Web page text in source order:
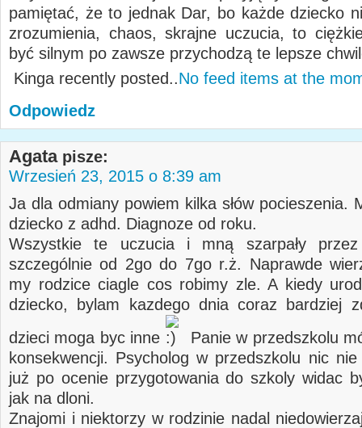
pamiętać, że to jednak Dar, bo każde dziecko
zrozumienia, chaos, skrajne uczucia, to
być silnym po zawsze przychodzą te lepsze
Kinga recently posted..No feed items at the
Odpowiedz
Agata pisze:
Wrzesień 23, 2015 o 8:39 am
Ja dla odmiany powiem kilka słów pocieszenia.
dziecko z adhd. Diagnoze od roku.
Wszystkie te uczucia i mną szarpały
szczególnie od 2go do 7go r.ż. Naprawde
my rodzice ciagle cos robimy zle. A kiedy
dziecko, bylam kazdego dnia coraz bardziej
dzieci moga byc inne
Panie w przedszkolu
konsekwencji. Psycholog w przedszkolu nic nie
już po ocenie przygotowania do szkoly widac
jak na dloni.
Znajomi i niektorzy w rodzinie nadal